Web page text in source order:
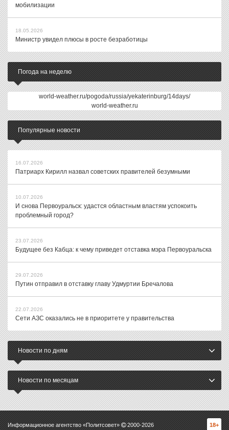
мобилизации
18.05.2026
Министр увидел плюсы в росте безработицы
Погода на неделю
world-weather.ru/pogoda/russia/yekaterinburg/14days/
world-weather.ru
Популярные новости
16.07.2026
Патриарх Кирилл назвал советских правителей безумными
10.07.2026
И снова Первоуральск: удастся областным властям успокоить
проблемный город?
23.07.2026
Будущее без Кабца: к чему приведет отставка мэра Первоуральска
29.07.2026
Путин отправил в отставку главу Удмуртии Бречалова
22.07.2026
Сети АЗС оказались не в приоритете у правительства
Новости по дням
Новости по месяцам
Информационное агентство «Политсовет» 2000-2026 18+